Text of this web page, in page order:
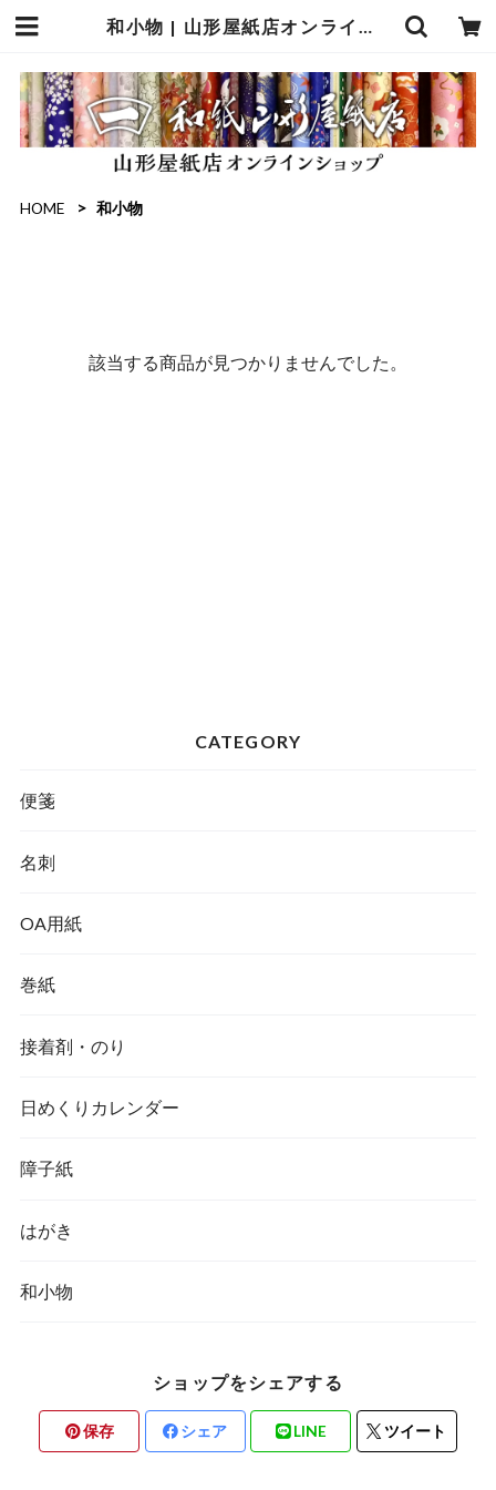
和小物 | 山形屋紙店オンラインショップ
HOME 和小物
該当する商品が見つかりませんでした。
CATEGORY
便箋
名刺
OA用紙
巻紙
接着剤・のり
日めくりカレンダー
障子紙
はがき
和小物
ショップをシェアする
保存 シェア LINE ツイート